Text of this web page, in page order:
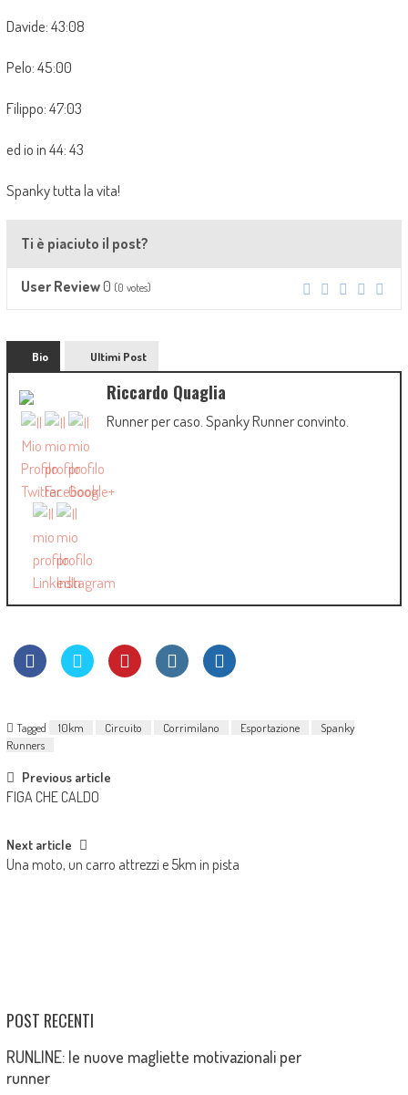
Davide: 43:08
Pelo: 45:00
Filippo: 47:03
ed io in 44: 43
Spanky tutta la vita!
Ti è piaciuto il post?
User Review0 (0 votes)
Bio Ultimi Post
Riccardo Quaglia
Runner per caso. Spanky Runner convinto.
Tagged 10km Circuito Corrimilano Esportazione
Spanky
Runners
Previous article
FIGA CHE CALDO
Next article
Una moto, un carro attrezzi e 5km in pista
POST RECENTI
RUNLINE: le nuove magliette motivazionali per
runner